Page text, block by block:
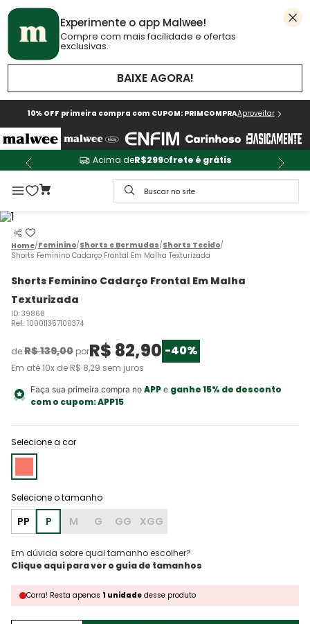
Experimente o app Malwee!
Compre com mais facilidade e ofertas
exclusivas.
BAIXE AGORA!
10% OFF primeira compra com CUPOM: PRIMCOMPRAAproveitar
Acima deR$299ofrete é grátis
Buscar no site
Feminino Shorts e Bermudas Shorts Tecido
Shorts Feminino Cadarço Frontal Em Malha Texturizada
Shorts Feminino Cadarço Frontal Em Malha
Texturizada
ID: 39868
Ref.: 100011357100374
deR$139,00 porR$ 82,90 -40%
Em até10x de R$ 8,29 sem juros
Faça sua primeira compra no APPe ganhe 15% de desconto
com o cupom:APP15
Selecione a cor
PP P M G GG XGG
Em dúvida sobre qual tamanho escolher?
Corra! Resta apenas 1 unidade desse produto